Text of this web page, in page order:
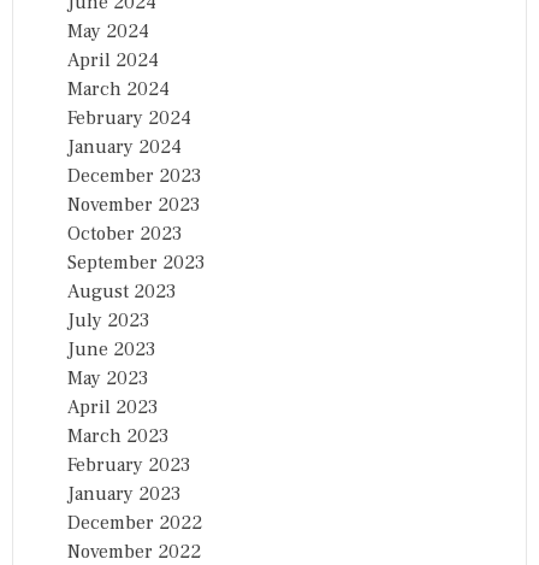
May 2024
April 2024
March 2024
February 2024
January 2024
December 2023
November 2023
October 2023
September 2023
August 2023
July 2023
June 2023
May 2023
April 2023
March 2023
February 2023
January 2023
December 2022
November 2022